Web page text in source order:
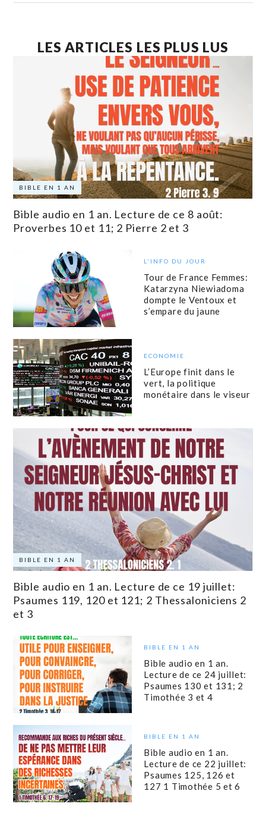
LES ARTICLES LES PLUS LUS
BIBLE EN 1 AN
Bible audio en 1 an. Lecture de ce 8 août:
Proverbes 10 et 11; 2 Pierre 2 et 3
L'INFO DU JOUR
Tour de France Femmes:
Katarzyna Niewiadoma
dompte le Ventoux et
s’empare du jaune
ECONOMIE
L’Europe finit dans le
vert, la politique
monétaire dans le viseur
BIBLE EN 1 AN
Bible audio en 1 an. Lecture de ce 19 juillet:
Psaumes 119, 120 et 121; 2 Thessaloniciens 2
et 3
BIBLE EN 1 AN
Bible audio en 1 an.
Lecture de ce 24 juillet:
Psaumes 130 et 131; 2
Timothée 3 et 4
BIBLE EN 1 AN
Bible audio en 1 an.
Lecture de ce 22 juillet:
Psaumes 125, 126 et
127 1 Timothée 5 et 6